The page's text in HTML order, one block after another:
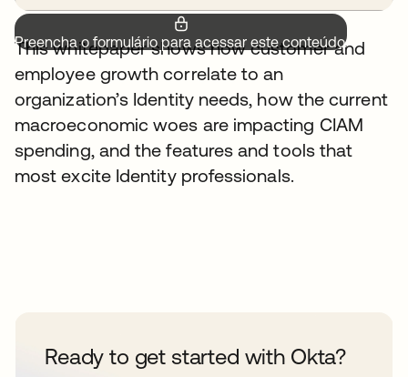
Preencha o formulário para acessar este conteúdo.
This whitepaper shows how customer and
employee growth correlate to an
organization’s Identity needs, how the current
macroeconomic woes are impacting CIAM
spending, and the features and tools that
most excite Identity professionals.
Ready to get started with Okta?